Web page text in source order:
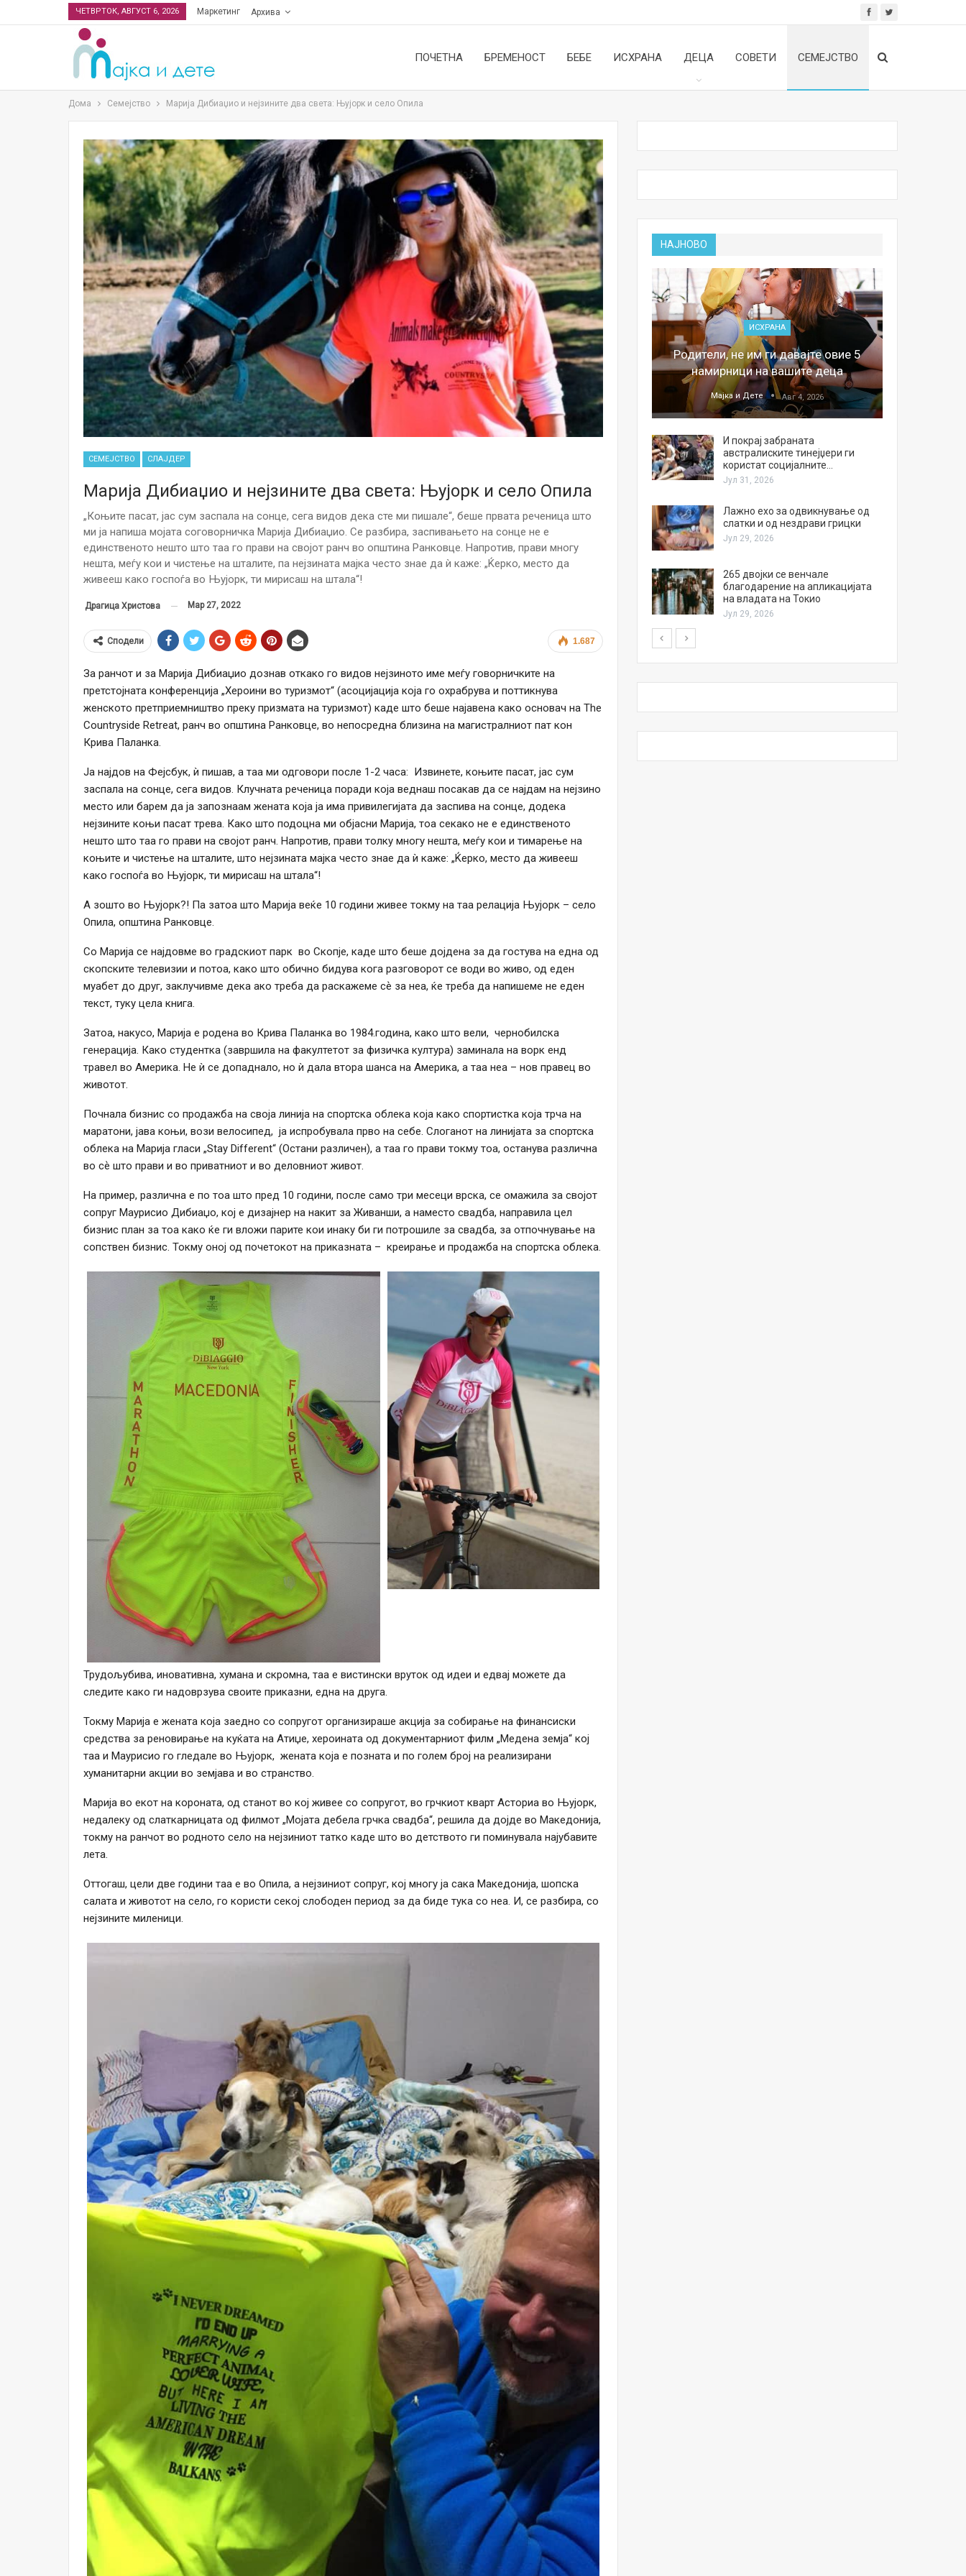
ЧЕТВРТОК, АВГУСТ 6, 2026 Маркетинг Архива
ПОЧЕТНА БРЕМЕНОСТ БЕБЕ ИСХРАНА ДЕЦА СОВЕТИ СЕМЕЈСТВО
Дома Семејство Марија Дибиаџио и нејзините два света: Њујорк и село Опила
СЕМЕЈСТВО СЛАЈДЕР
Марија Дибиаџио и нејзините два света: Њујорк и село Опила
„Коњите пасат, јас сум заспала на сонце, сега видов дека сте ми пишале“, беше првата реченица што
ми ја напиша мојата соговорничка Марија Дибиаџио. Се разбира, заспивањето на сонце не е
единственото нешто што таа го прави на својот ранч во општина Ранковце. Напротив, прави многу
нешта, меѓу кои и чистење на шталите, па нејзината мајка често знае да ѝ каже: „Ќерко, место да
живееш како госпоѓа во Њујорк, ти мирисаш на штала“!
Драгица Христова Мар 27, 2022
1.687
Сподели
За ранчот и за Марија Дибиаџио дознав откако го видов нејзиното име меѓу говорничките на
претстојната конференција „Хероини во туризмот“ (асоцијација која го охрабрува и поттикнува
женското претприемништво преку призмата на туризмот) каде што беше најавена како основач на The
Countryside Retreat, ранч во општина Ранковце, во непосредна близина на магистралниот пат кон
Крива Паланка.
Ја најдов на Фејсбук, ѝ пишав, а таа ми одговори после 1-2 часа: Извинете, коњите пасат, јас сум
заспала на сонце, сега видов. Клучната реченица поради која веднаш посакав да се најдам на нејзино
место или барем да ја запознаам жената која ја има привилегијата да заспива на сонце, додека
нејзините коњи пасат трева. Како што подоцна ми објасни Марија, тоа секако не е единственото
нешто што таа го прави на својот ранч. Напротив, прави толку многу нешта, меѓу кои и тимарење на
коњите и чистење на шталите, што нејзината мајка често знае да ѝ каже: „Ќерко, место да живееш
како госпоѓа во Њујорк, ти мирисаш на штала“!
А зошто во Њујорк?! Па затоа што Марија веќе 10 години живее токму на таа релација Њујорк – село
Опила, општина Ранковце.
Со Марија се најдовме во градскиот парк во Скопје, каде што беше дојдена за да гостува на една од
скопските телевизии и потоа, како што обично бидува кога разговорот се води во живо, од еден
муабет до друг, заклучивме дека ако треба да раскажеме сѐ за неа, ќе треба да напишеме не еден
текст, туку цела книга.
Затоа, накусо, Марија е родена во Крива Паланка во 1984.година, како што вели, чернобилска
генерација. Како студентка (завршила на факултетот за физичка култура) заминала на ворк енд
травел во Америка. Не ѝ се допаднало, но ѝ дала втора шанса на Америка, а таа неа – нов правец во
животот.
Почнала бизнис со продажба на своја линија на спортска облека која како спортистка која трча на
маратони, јава коњи, вози велосипед, ја испробувала прво на себе. Слоганот на линијата за спортска
облека на Марија гласи „Stay Different“ (Остани различен), а таа го прави токму тоа, останува различна
во сѐ што прави и во приватниот и во деловниот живот.
На пример, различна е по тоа што пред 10 години, после само три месеци врска, се омажила за својот
сопруг Маурисио Дибиаџо, кој е дизајнер на накит за Живанши, а наместо свадба, направила цел
бизнис план за тоа како ќе ги вложи парите кои инаку би ги потрошиле за свадба, за отпочнување на
сопствен бизнис. Токму оној од почетокот на приказната – креирање и продажба на спортска облека.
Трудољубива, иновативна, хумана и скромна, таа е вистински вруток од идеи и едвај можете да
следите како ги надоврзува своите приказни, една на друга.
Токму Марија е жената која заедно со сопругот организираше акција за собирање на финансиски
средства за реновирање на куќата на Атиџе, хероината од документарниот филм „Медена земја“ кој
таа и Маурисио го гледале во Њујорк, жената која е позната и по голем број на реализирани
хуманитарни акции во земјава и во странство.
Марија во екот на короната, од станот во кој живее со сопругот, во грчкиот кварт Асториа во Њујорк,
недалеку од слаткарницата од филмот „Мојата дебела грчка свадба“, решила да дојде во Македонија,
токму на ранчот во родното село на нејзиниот татко каде што во детството ги поминувала најубавите
лета.
Оттогаш, цели две години таа е во Опила, а нејзиниот сопруг, кој многу ја сака Македонија, шопска
салата и животот на село, го користи секој слободен период за да биде тука со неа. И, се разбира, со
нејзините миленици.
НАЈНОВО
НОВОСТИ
Малолетниците ќе бидат офлајн до
15-тата година: Франција воведе
забрана за…
Мајка и Дете Јул 23, 2026
Нов тест од крвта би можел да го
идентични ќерки: Чудо што се
случува еднаш на…
Јул 21, 2026
ИСХРАНА
Родители, не им ги давајте овие 5
намирници на вашите деца
Мајка и Дете Авг 4, 2026
И покрај забраната
австралиските тинејџери ги
користат социјалните…
Јул 31, 2026
Лажно ехо за одвикнување од
слатки и од нездрави грицки
Јул 29, 2026
265 двојки се венчале
благодарение на апликацијата
на владата на Токио
Јул 29, 2026